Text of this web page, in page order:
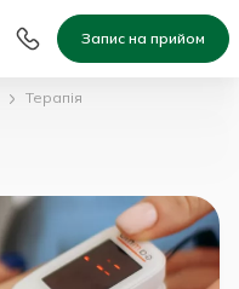
Запис на прийом
Терапія